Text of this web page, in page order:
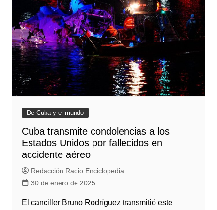
De Cuba y el mundo
Cuba transmite condolencias a los
Estados Unidos por fallecidos en
accidente aéreo
Redacción Radio Enciclopedia
30 de enero de 2025
El canciller Bruno Rodríguez transmitió este